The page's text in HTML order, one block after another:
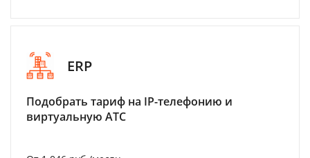
ERP
Подобрать тариф на IP-телефонию и
виртуальную АТС